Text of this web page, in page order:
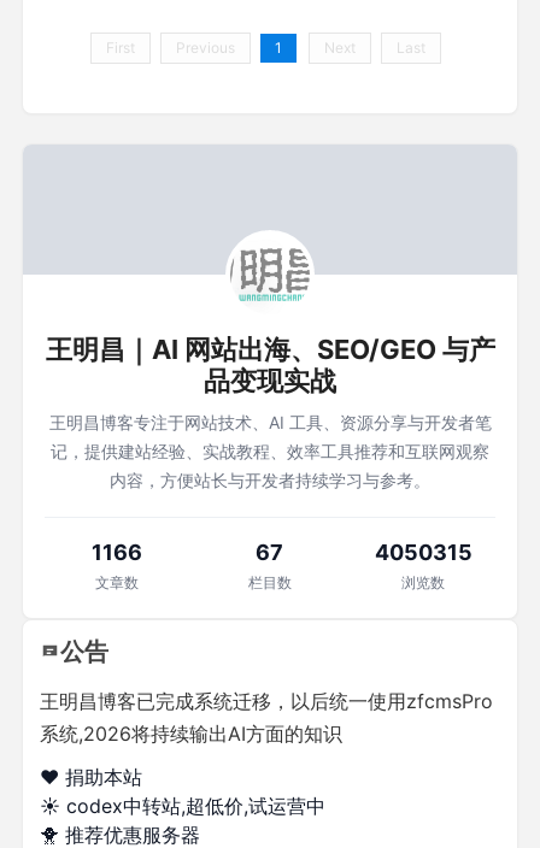
First Previous 1 Next Last
王明昌｜AI 网站出海、SEO/GEO 与产
品变现实战
王明昌博客专注于网站技术、AI 工具、资源分享与开发者笔
记，提供建站经验、实战教程、效率工具推荐和互联网观察
内容，方便站长与开发者持续学习与参考。
1166
文章数
67
栏目数
4050315
浏览数
公告
王明昌博客已完成系统迁移，以后统一使用zfcmsPro
系统,2026将持续输出AI方面的知识
❤️ 捐助本站
☀️ codex中转站,超低价,试运营中
🐥 推荐优惠服务器